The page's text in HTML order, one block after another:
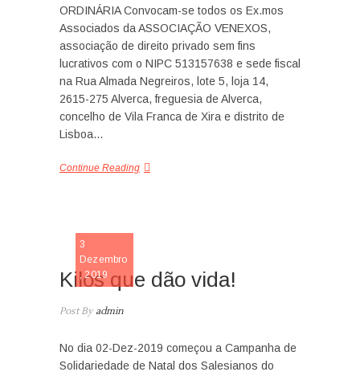
ORDINÁRIA Convocam-se todos os Ex.mos
Associados da ASSOCIAÇÃO VENEXOS,
associação de direito privado sem fins
lucrativos com o NIPC 513157638 e sede fiscal
na Rua Almada Negreiros, lote 5, loja 14,
2615-275 Alverca, freguesia de Alverca,
concelho de Vila Franca de Xira e distrito de
Lisboa…
Continue Reading
3
Dezembro
, 2019
Kilos que dão vida!
Post Byadmin
No dia 02-Dez-2019 começou a Campanha de
Solidariedade de Natal dos Salesianos do